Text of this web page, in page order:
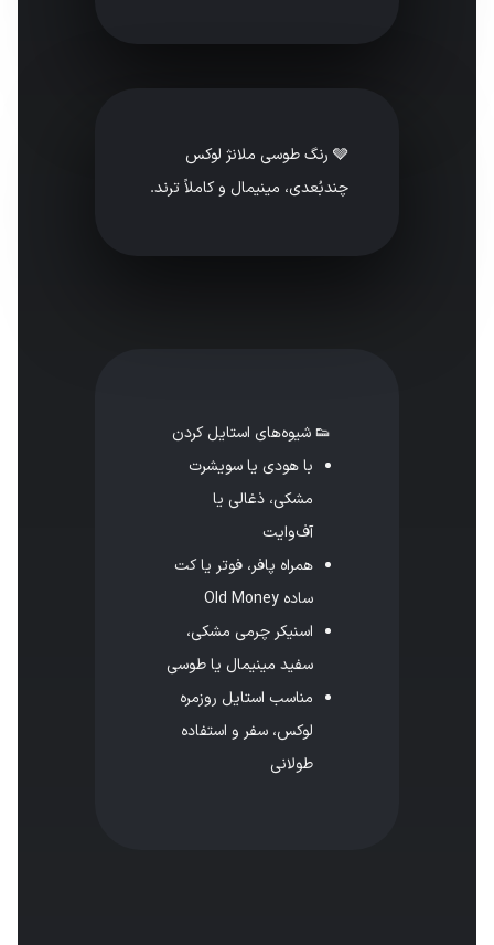
🩶 رنگ طوسی ملانژ لوکس
چندبُعدی، مینیمال و کاملاً ترند.
👟 شیوه‌های استایل کردن
با هودی یا سویشرت
مشکی، ذغالی یا
آف‌وایت
همراه پافر، فوتر یا کت
ساده Old Money
اسنیکر چرمی مشکی،
سفید مینیمال یا طوسی
مناسب استایل روزمره
لوکس، سفر و استفاده
طولانی